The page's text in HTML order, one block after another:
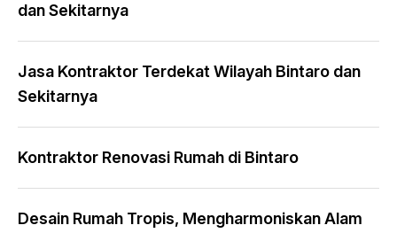
dan Sekitarnya
Jasa Kontraktor Terdekat Wilayah Bintaro dan
Sekitarnya
Kontraktor Renovasi Rumah di Bintaro
Desain Rumah Tropis, Mengharmoniskan Alam